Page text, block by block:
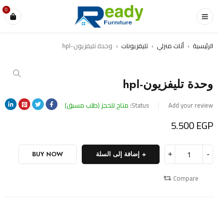
0
الرئيسية › أثاث منزلي › تليفزيونات › وحدة تليفزيون-hpl
وحدة تليفزيون-hpl
Add your review
Status: متاح للحجز (طلب مسبق)
5.500EGP
إضافة إلى السلة BUY NOW
Compare